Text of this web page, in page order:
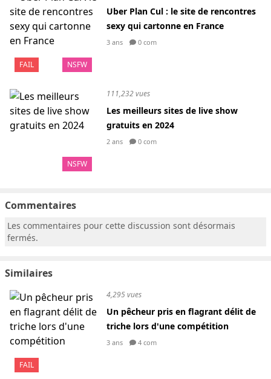
FAIL NSFW
Uber Plan Cul : le site de rencontres
sexy qui cartonne en France
3 ans 0 com
NSFW
111,232 vues
Les meilleurs sites de live show
gratuits en 2024
2 ans 0 com
Commentaires
Les commentaires pour cette discussion sont désormais
fermés.
Similaires
FAIL
4,295 vues
Un pêcheur pris en flagrant délit de
triche lors d'une compétition
3 ans 4 com